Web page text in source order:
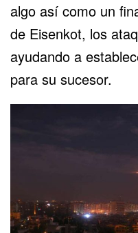
algo así como un
de Eisenkot, los
ayudando a
para su sucesor.